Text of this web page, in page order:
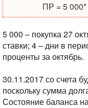
ПР = 5 000*
5 000 – покупка 27
ставки; 4 – дни в
проценты за октябрь.
30.11.2017 со счета
поскольку сумма
Состояние баланса